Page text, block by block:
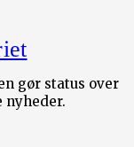
gør status over
nyheder.